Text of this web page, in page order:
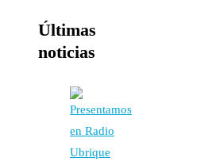
Últimas
noticias